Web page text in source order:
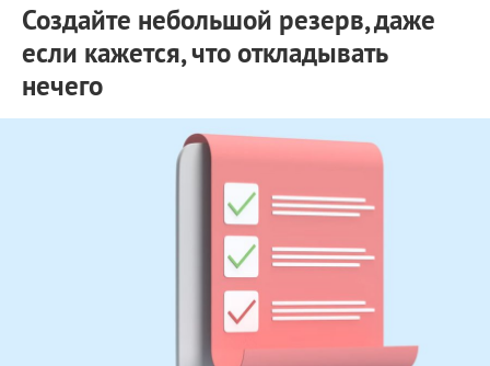
Создайте небольшой резерв, даже
если кажется, что откладывать
нечего